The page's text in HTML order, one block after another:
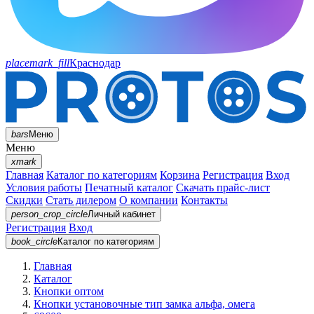
placemark_fillКраснодар
barsМеню
Меню
xmark
Главная Каталог по категориям Корзина Регистрация Вход
Условия работы Печатный каталог Скачать прайс-лист
Скидки Стать дилером О компании Контакты
person_crop_circleЛичный кабинет
Регистрация Вход
book_circleКаталог по категориям
Главная
Каталог
Кнопки оптом
Кнопки установочные тип замка альфа, омега